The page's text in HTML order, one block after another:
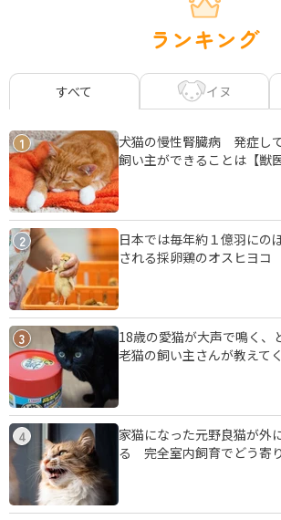
ランキング
すべて イヌ
1
犬猫の慢性腎臓病 発症して
飼い主ができることは【獣
2
日本では毎年約１億羽に
される採卵鶏のオスヒヨコ
3
18歳の愛猫が大声で鳴く
老猫の飼い主さんが教えて
4
家猫になった元野良猫が外
る 完全室内飼育でどう寄